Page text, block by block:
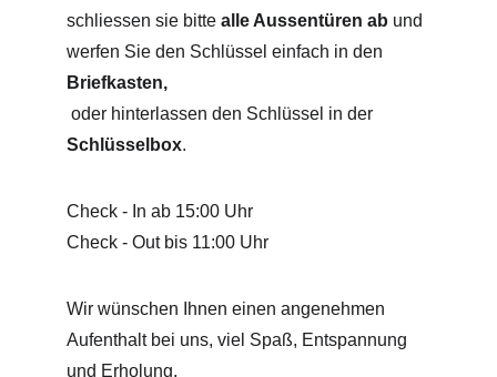
schliessen sie bitte alle Aussentüren ab und
werfen Sie den Schlüssel einfach in den
Briefkasten,
oder hinterlassen den Schlüssel in der
Schlüsselbox.
Check - In ab 15:00 Uhr
Check - Out bis 11:00 Uhr
Wir wünschen Ihnen einen angenehmen
Aufenthalt bei uns, viel Spaß, Entspannung
und Erholung.